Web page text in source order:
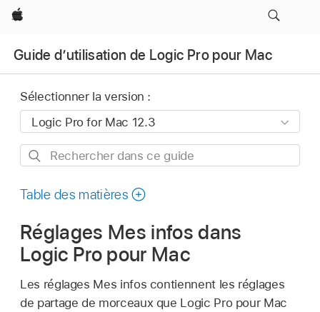
Apple
Guide d’utilisation de Logic Pro pour Mac
Sélectionner la version :
Rechercher
ce
Table des matières
Réglages Mes infos dans
Logic Pro pour Mac
Les réglages Mes infos contiennent les réglages
de partage de morceaux que Logic Pro pour Mac